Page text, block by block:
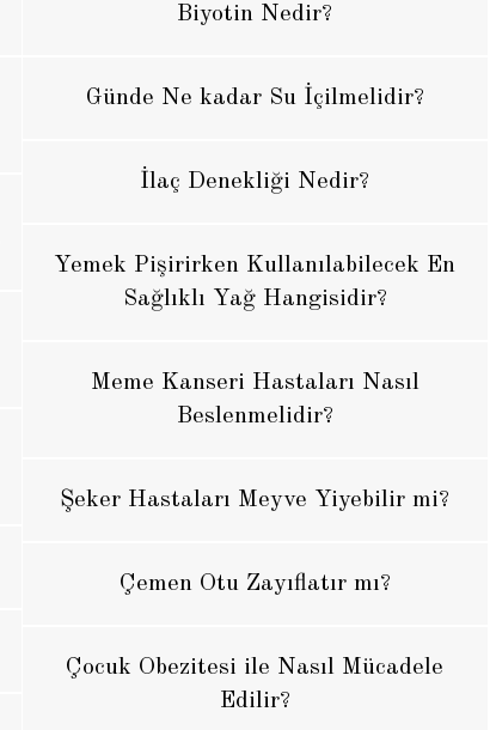
Biyotin Nedir?
Günde Ne kadar Su İçilmelidir?
İlaç Denekliği Nedir?
Yemek Pişirirken Kullanılabilecek En
Sağlıklı Yağ Hangisidir?
Meme Kanseri Hastaları Nasıl
Beslenmelidir?
Şeker Hastaları Meyve Yiyebilir mi?
Çemen Otu Zayıflatır mı?
Çocuk Obezitesi ile Nasıl Mücadele
Edilir?